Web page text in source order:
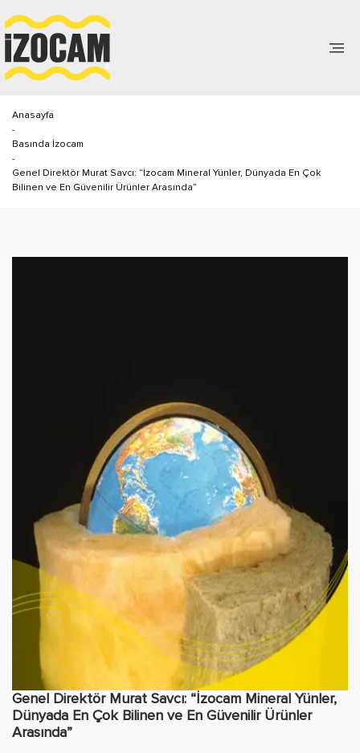
Anasayfa
-
Basında İzocam
-
Genel Direktör Murat Savcı: “İzocam Mineral Yünler, Dünyada En Çok
Bilinen ve En Güvenilir Ürünler Arasında”
Genel Direktör Murat Savcı: “İzocam Mineral Yünler,
Dünyada En Çok Bilinen ve En Güvenilir Ürünler
Arasında”